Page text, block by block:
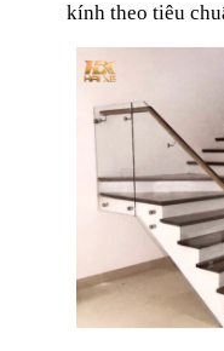
kính theo tiêu